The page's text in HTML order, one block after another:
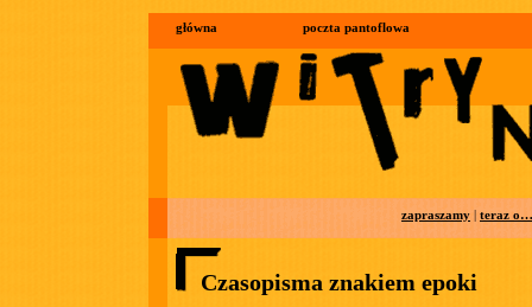
główna poczta pantoflowa
zapraszamy | teraz o…
Czasopisma znakiem epoki